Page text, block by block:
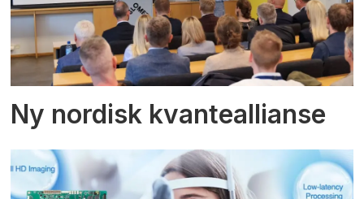
Ny nordisk kvanteallianse